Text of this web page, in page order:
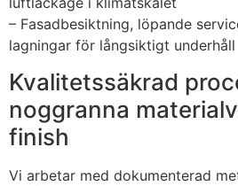
– Fasadbesiktning, löpande
lagningar för långsiktigt underhåll
Kvalitetssäkrad
noggranna
finish
Vi arbetar med dokumenterad